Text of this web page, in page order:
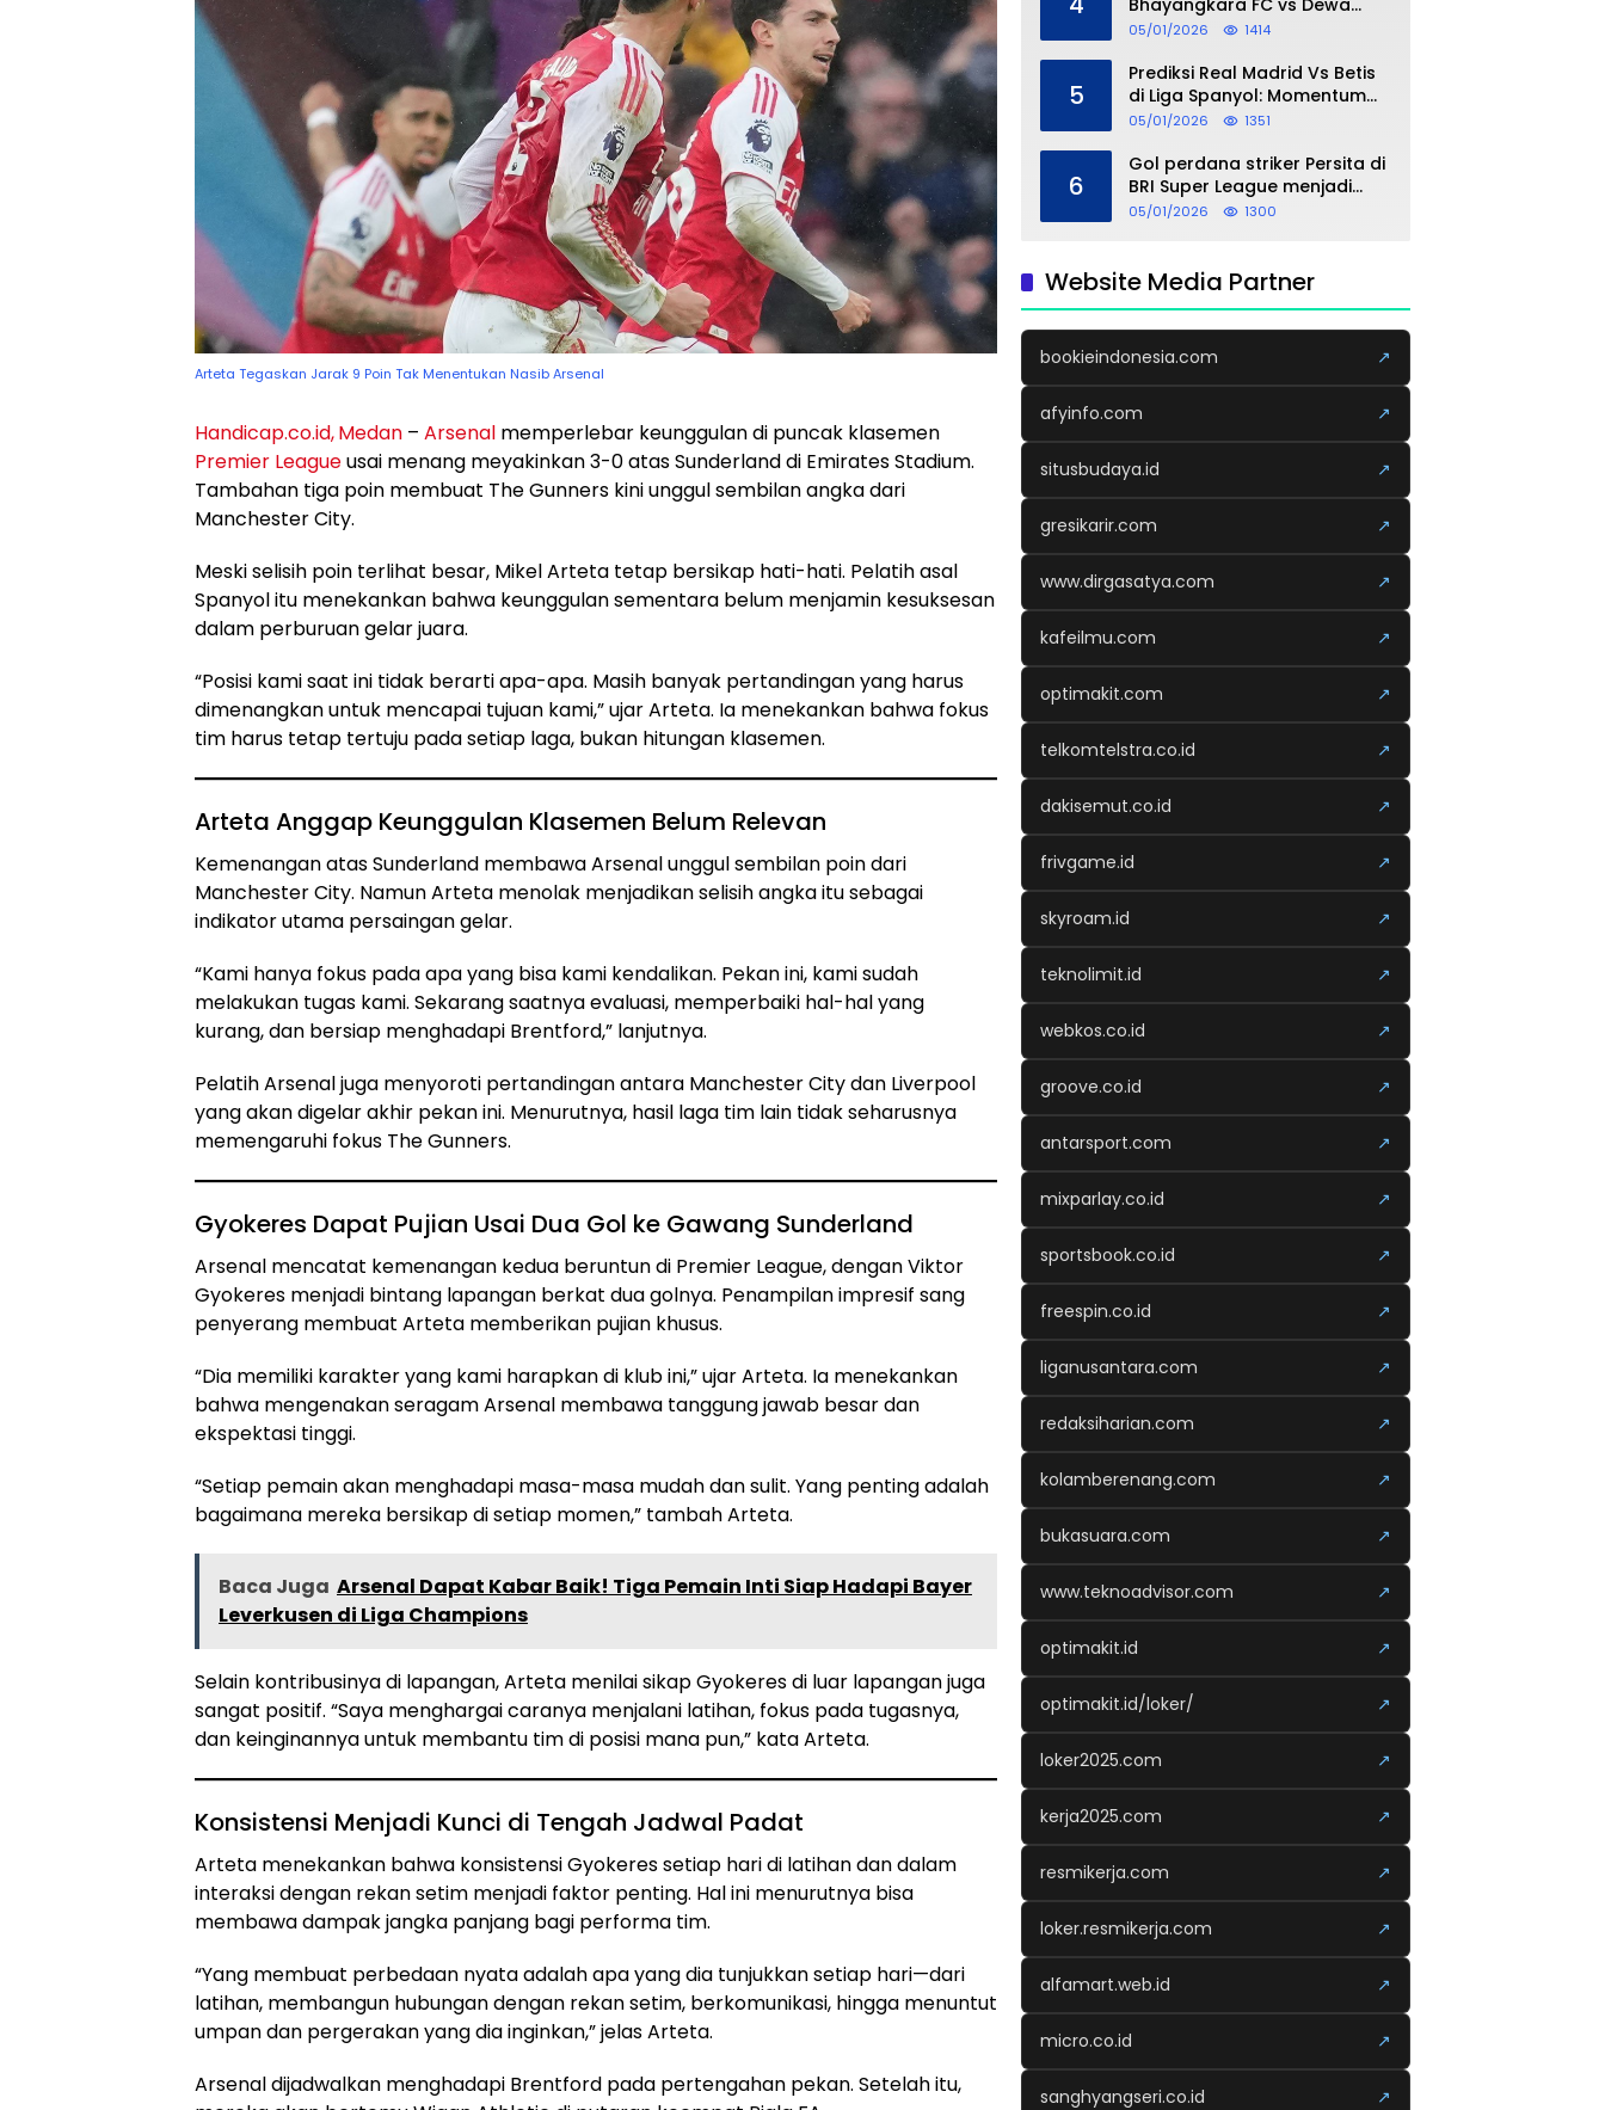
Arteta Tegaskan Jarak 9 Poin Tak Menentukan Nasib Arsenal
Handicap.co.id,Medan – Arsenal memperlebar keunggulan di puncak klasemen
Premier Leagueusai menang meyakinkan 3-0 atas Sunderland di Emirates Stadium.
Tambahan tiga poin membuat The Gunners kini unggul sembilan angka dari
Manchester City.
Meski selisih poin terlihat besar, Mikel Arteta tetap bersikap hati-hati. Pelatih asal
Spanyol itu menekankan bahwa keunggulan sementara belum menjamin kesuksesan
dalam perburuan gelar juara.
“Posisi kami saat ini tidak berarti apa-apa. Masih banyak pertandingan yang harus
dimenangkan untuk mencapai tujuan kami,” ujar Arteta. Ia menekankan bahwa fokus
tim harus tetap tertuju pada setiap laga, bukan hitungan klasemen.
Arteta Anggap Keunggulan Klasemen Belum Relevan
Kemenangan atas Sunderland membawa Arsenal unggul sembilan poin dari
Manchester City. Namun Arteta menolak menjadikan selisih angka itu sebagai
indikator utama persaingan gelar.
“Kami hanya fokus pada apa yang bisa kami kendalikan. Pekan ini, kami sudah
melakukan tugas kami. Sekarang saatnya evaluasi, memperbaiki hal-hal yang
kurang, dan bersiap menghadapi Brentford,” lanjutnya.
Pelatih Arsenal juga menyoroti pertandingan antara Manchester City dan Liverpool
yang akan digelar akhir pekan ini. Menurutnya, hasil laga tim lain tidak seharusnya
memengaruhi fokus The Gunners.
Gyokeres Dapat Pujian Usai Dua Gol ke Gawang Sunderland
Arsenal mencatat kemenangan kedua beruntun di Premier League, dengan Viktor
Gyokeres menjadi bintang lapangan berkat dua golnya. Penampilan impresif sang
penyerang membuat Arteta memberikan pujian khusus.
“Dia memiliki karakter yang kami harapkan di klub ini,” ujar Arteta. Ia menekankan
bahwa mengenakan seragam Arsenal membawa tanggung jawab besar dan
ekspektasi tinggi.
“Setiap pemain akan menghadapi masa-masa mudah dan sulit. Yang penting adalah
bagaimana mereka bersikap di setiap momen,” tambah Arteta.
Baca Juga Arsenal Dapat Kabar Baik! Tiga Pemain Inti Siap Hadapi Bayer
Leverkusen di Liga Champions
Selain kontribusinya di lapangan, Arteta menilai sikap Gyokeres di luar lapangan juga
sangat positif. “Saya menghargai caranya menjalani latihan, fokus pada tugasnya,
dan keinginannya untuk membantu tim di posisi mana pun,” kata Arteta.
Konsistensi Menjadi Kunci di Tengah Jadwal Padat
Arteta menekankan bahwa konsistensi Gyokeres setiap hari di latihan dan dalam
interaksi dengan rekan setim menjadi faktor penting. Hal ini menurutnya bisa
membawa dampak jangka panjang bagi performa tim.
“Yang membuat perbedaan nyata adalah apa yang dia tunjukkan setiap hari—dari
latihan, membangun hubungan dengan rekan setim, berkomunikasi, hingga menuntut
umpan dan pergerakan yang dia inginkan,” jelas Arteta.
Arsenal dijadwalkan menghadapi Brentford pada pertengahan pekan. Setelah itu,
Bhayangkara FC vs Dewa
United: Analisis, Head to
05/01/2026 1414
5
Prediksi Real Madrid Vs Betis
di Liga Spanyol: Momentum
Awal 2026 Jadi Taruhan
05/01/2026 1351
6
Gol perdana striker Persita di
BRI Super League menjadi
momen emosional yang
05/01/2026 1300
Website Media Partner
bookieindonesia.com ↗
afyinfo.com ↗
situsbudaya.id ↗
gresikarir.com ↗
www.dirgasatya.com ↗
kafeilmu.com ↗
optimakit.com ↗
telkomtelstra.co.id ↗
dakisemut.co.id ↗
frivgame.id ↗
skyroam.id ↗
teknolimit.id ↗
webkos.co.id ↗
groove.co.id ↗
antarsport.com ↗
mixparlay.co.id ↗
sportsbook.co.id ↗
freespin.co.id ↗
liganusantara.com ↗
redaksiharian.com ↗
kolamberenang.com ↗
bukasuara.com ↗
www.teknoadvisor.com ↗
optimakit.id ↗
optimakit.id/loker/ ↗
loker2025.com ↗
kerja2025.com ↗
resmikerja.com ↗
loker.resmikerja.com ↗
alfamart.web.id ↗
micro.co.id ↗
sanghyangseri.co.id ↗